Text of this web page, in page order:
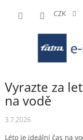
CZK
Vyrazte za
na vodě
3.7.2026
Léto je ideální čas na